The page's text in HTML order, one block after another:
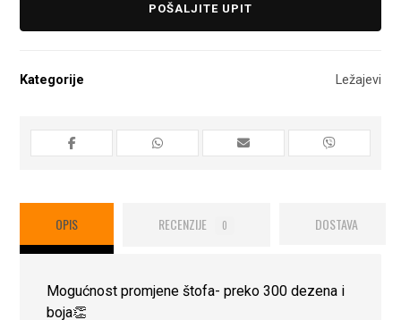
POŠALJITE UPIT
Kategorije Ležajevi
OPIS RECENZIJE 0 DOSTAVA
Mogućnost promjene štofa- preko 300 dezena i
boja👏